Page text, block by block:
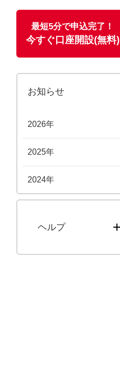
最短5分で申込完了！
今すぐ口座開設(無料)
お知らせ
2026年
2025年
2024年
ヘルプ